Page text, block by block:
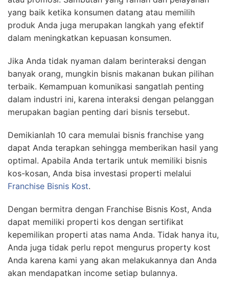
yang baik ketika konsumen datang atau memilih
produk Anda juga merupakan langkah yang efektif
dalam meningkatkan kepuasan konsumen.
Jika Anda tidak nyaman dalam berinteraksi dengan
banyak orang, mungkin bisnis makanan bukan pilihan
terbaik. Kemampuan komunikasi sangatlah penting
dalam industri ini, karena interaksi dengan pelanggan
merupakan bagian penting dari bisnis tersebut.
Demikianlah 10 cara memulai bisnis franchise yang
dapat Anda terapkan sehingga memberikan hasil yang
optimal. Apabila Anda tertarik untuk memiliki bisnis
kos-kosan, Anda bisa investasi properti melalui
Franchise Bisnis Kost.
Dengan bermitra dengan Franchise Bisnis Kost, Anda
dapat memiliki properti kos dengan sertifikat
kepemilikan properti atas nama Anda. Tidak hanya itu,
Anda juga tidak perlu repot mengurus property kost
Anda karena kami yang akan melakukannya dan Anda
akan mendapatkan income setiap bulannya.